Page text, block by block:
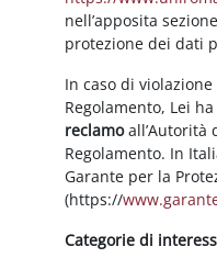
nell’apposita
protezione dei dati
In caso di
Regolamento, Lei
reclamoall’Autorità
Regolamento. In
Garante per la
(https://
Categorie di